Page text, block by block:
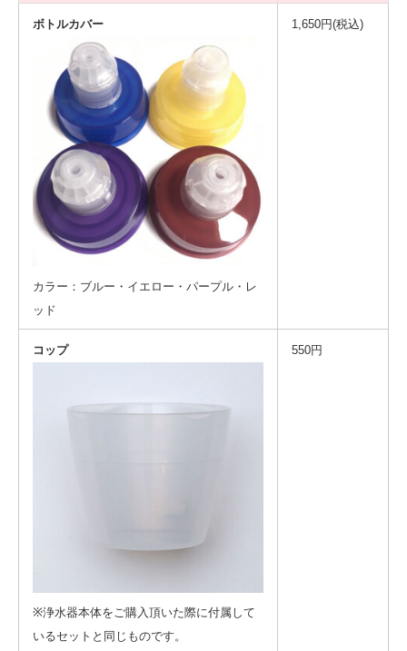
ボトルカバー
カラー：ブルー・イエロー・パープル・レ
ッド
1,650円(税込)
コップ
※浄水器本体をご購入頂いた際に付属して
いるセットと同じものです。
550円